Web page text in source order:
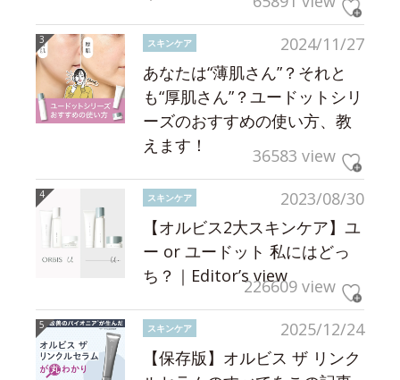
2024/11/27
スキンケア
あなたは“薄肌さん”？それと
も“厚肌さん”？ユードットシリ
ーズのおすすめの使い方、教
えます！
36583 view
2023/08/30
スキンケア
【オルビス2大スキンケア】ユ
ー or ユードット 私にはどっ
ち？｜Editor’s view226609 view
2025/12/24
スキンケア
【保存版】オルビス ザ リンク